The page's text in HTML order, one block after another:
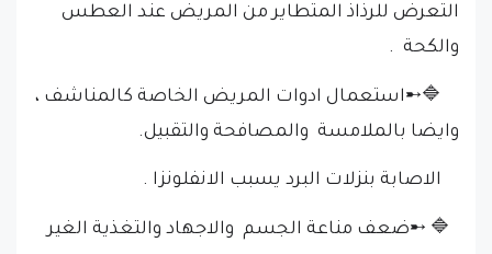
التعرض للرذاذ المتطاير من المريض عند العطس
والكحة .
🔷➸استعمال ادوات المريض الخاصة كالمناشف ،
وايضا بالملامسة والمصافحة والتقبيل.
الاصابة بنزلات البرد يسبب الانفلونزا .
🔷 ➸ضعف مناعة الجسم والاجهاد والتغذية الغير